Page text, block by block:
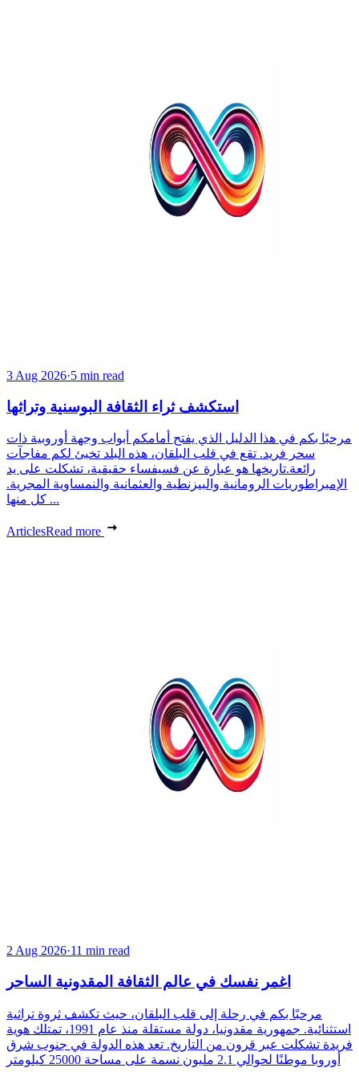
3 Aug 2026·5 min read
استكشف ثراء الثقافة البوسنية وتراثها
مرحبًا بكم في هذا الدليل الذي يفتح أمامكم أبواب وجهة أوروبية ذات
سحر فريد. تقع في قلب البلقان، هذه البلد تخبئ لكم مفاجآت
رائعة.تاريخها هو عبارة عن فسيفساء حقيقية، تشكلت على يد
الإمبراطوريات الرومانية والبيزنطية والعثمانية والنمساوية المجرية.
كل منها ...
ArticlesRead more
2 Aug 2026·11 min read
اغمر نفسك في عالم الثقافة المقدونية الساحر
مرحبًا بكم في رحلة إلى قلب البلقان، حيث تكشف ثروة تراثية
استثنائية. جمهورية مقدونيا، دولة مستقلة منذ عام 1991، تمتلك هوية
فريدة تشكلت عبر قرون من التاريخ. تعد هذه الدولة في جنوب شرق
أوروبا موطنًا لحوالي 2.1 مليون نسمة على مساحة 25000 كيلومتر